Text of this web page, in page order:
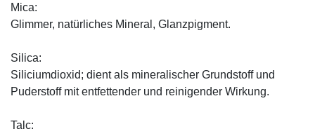
Mica:
Glimmer, natürliches Mineral, Glanzpigment.
Silica:
Siliciumdioxid; dient als mineralischer Grundstoff und
Puderstoff mit entfettender und reinigender Wirkung.
Talc: